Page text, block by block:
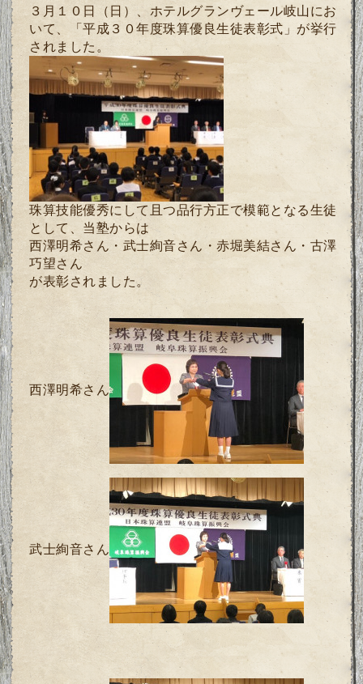
３月１０日（日）、ホテルグランヴェール岐山にお
いて、「平成３０年度珠算優良生徒表彰式」が挙行
されました。
珠算技能優秀にして且つ品行方正で模範となる生徒
として、当塾からは
西澤明希さん・ 武士絢音さん・赤堀美結さん・古澤
巧望さん
が表彰されました。
西澤明希さん
武士絢音さん